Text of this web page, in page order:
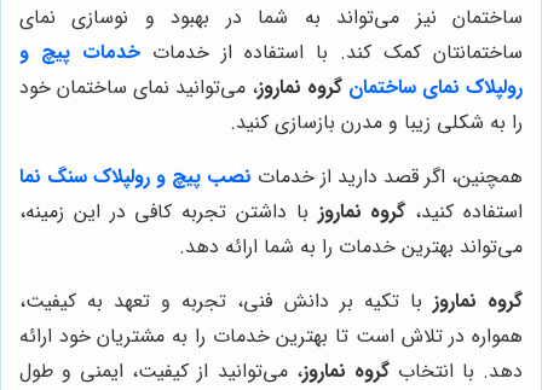
ساختمان نیز می‌تواند به شما در بهبود و نوسازی نمای
ساختمانتان کمک کند. با استفاده از خدمات خدمات پیچ و
رولپلاک نمای ساختمان گروه نماروز، می‌توانید نمای ساختمان خود
را به شکلی زیبا و مدرن بازسازی کنید.
همچنین، اگر قصد دارید از خدمات نصب پیچ و رولپلاک سنگ نما
استفاده کنید، گروه نماروز با داشتن تجربه کافی در این زمینه،
می‌تواند بهترین خدمات را به شما ارائه دهد.
گروه نماروز با تکیه بر دانش فنی، تجربه و تعهد به کیفیت،
همواره در تلاش است تا بهترین خدمات را به مشتریان خود ارائه
دهد. با انتخابگروه نماروز، می‌توانید از کیفیت، ایمنی و طول